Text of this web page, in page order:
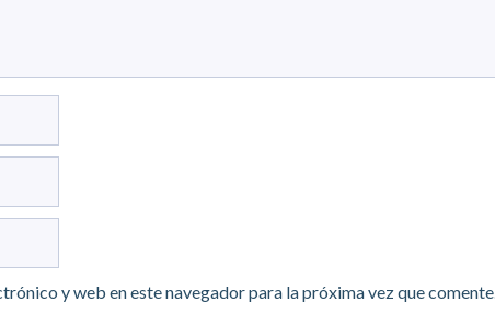
y web en este navegador para la próxima vez que comente.